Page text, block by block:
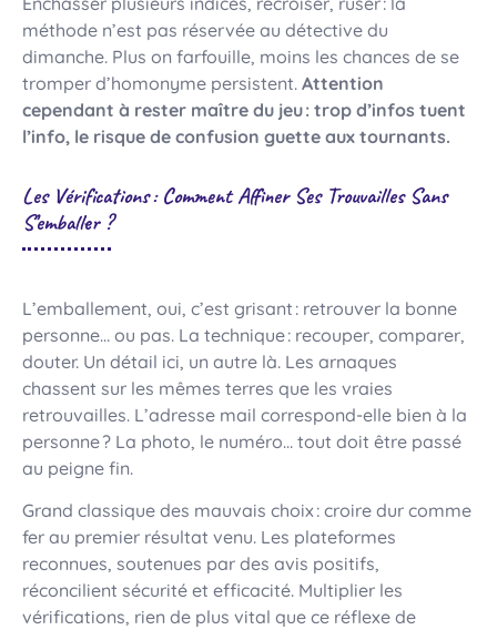
méthode n’est pas réservée au détective du
dimanche. Plus on farfouille, moins les chances de se
tromper d’homonyme persistent. Attention
cependant à rester maître du jeu : trop d’infos tuent
l’info, le risque de confusion guette aux tournants.
Les Vérifications : Comment Affiner Ses Trouvailles Sans
S’emballer ?
L’emballement, oui, c’est grisant : retrouver la bonne
personne… ou pas. La technique : recouper, comparer,
douter. Un détail ici, un autre là. Les arnaques
chassent sur les mêmes terres que les vraies
retrouvailles. L’adresse mail correspond-elle bien à la
personne ? La photo, le numéro… tout doit être passé
au peigne fin.
Grand classique des mauvais choix : croire dur comme
fer au premier résultat venu. Les plateformes
reconnues, soutenues par des avis positifs,
réconcilient sécurité et efficacité. Multiplier les
vérifications, rien de plus vital que ce réflexe de